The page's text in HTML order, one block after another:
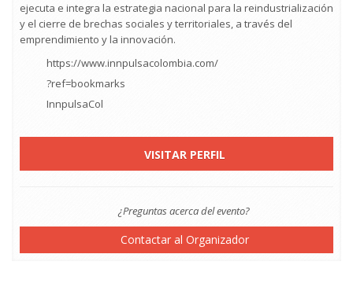
ejecuta e integra la estrategia nacional para la reindustrialización
y el cierre de brechas sociales y territoriales, a través del
emprendimiento y la innovación.
https://www.innpulsacolombia.com/
?ref=bookmarks
InnpulsaCol
VISITAR PERFIL
¿Preguntas acerca del evento?
Contactar al Organizador